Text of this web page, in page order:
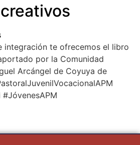
integración te ofrecemos el libro
por la Comunidad
Arcángel de Coyuya de